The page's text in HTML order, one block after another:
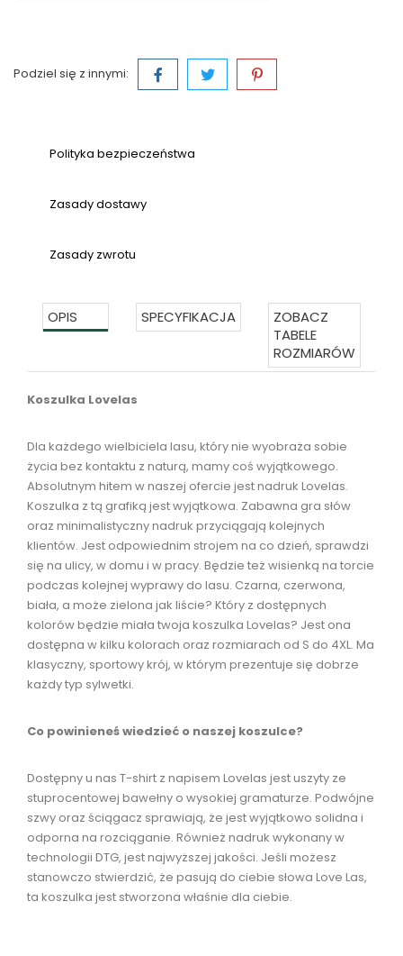
Podziel się z innymi:
Polityka bezpieczeństwa
Zasady dostawy
Zasady zwrotu
OPIS SPECYFIKACJA
ZOBACZ
TABELE
ROZMIARÓW
Koszulka Lovelas
Dla każdego wielbiciela lasu, który nie wyobraża sobie
życia bez kontaktu z naturą, mamy coś wyjątkowego.
Absolutnym hitem w naszej ofercie jest nadruk Lovelas.
Koszulka z tą grafiką jest wyjątkowa. Zabawna gra słów
oraz minimalistyczny nadruk przyciągają kolejnych
klientów. Jest odpowiednim strojem na co dzień, sprawdzi
się na ulicy, w domu i w pracy. Będzie też wisienką na torcie
podczas kolejnej wyprawy do lasu. Czarna, czerwona,
biała, a może zielona jak liście? Który z dostępnych
kolorów będzie miała twoja koszulka Lovelas? Jest ona
dostępna w kilku kolorach oraz rozmiarach od S do 4XL. Ma
klasyczny, sportowy krój, w którym prezentuje się dobrze
każdy typ sylwetki.
Co powinieneś wiedzieć o naszej koszulce?
Dostępny u nas T-shirt z napisem Lovelas jest uszyty ze
stuprocentowej bawełny o wysokiej gramaturze. Podwójne
szwy oraz ściągacz sprawiają, że jest wyjątkowo solidna i
odporna na rozciąganie. Również nadruk wykonany w
technologii DTG, jest najwyższej jakości. Jeśli możesz
stanowczo stwierdzić, że pasują do ciebie słowa Love Las,
ta koszulka jest stworzona właśnie dla ciebie.